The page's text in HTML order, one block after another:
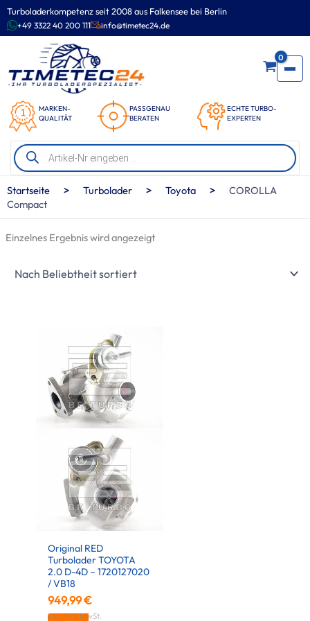
Turboladerkompetenz seit 2008 aus Falkensee bei Berlin
+49 3322 40 200 111 info@timetec24.de
MARKEN-
QUALITÄT
PASSGENAU
BERATEN
ECHTE TURBO-
EXPERTEN
0
Products
search
Zum
Inhalt
springen
Startseite > Turbolader > Toyota >
COROLLA
Compact
Einzelnes Ergebnis wird angezeigt
Original RED
Turbolader TOYOTA
2.0 D-4D – 1720127020
/ VB18
949,99€
inkl. 19 % MwSt.